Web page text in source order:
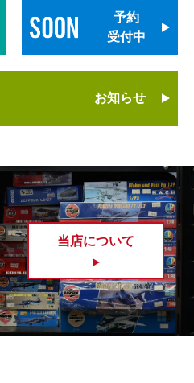
予約
受付中
お知らせ
当店について